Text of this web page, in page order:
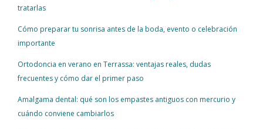
tratarlas
Cómo preparar tu sonrisa antes de la boda, evento o celebración
importante
Ortodoncia en verano en Terrassa: ventajas reales, dudas
frecuentes y cómo dar el primer paso
Amalgama dental: qué son los empastes antiguos con mercurio y
cuándo conviene cambiarlos